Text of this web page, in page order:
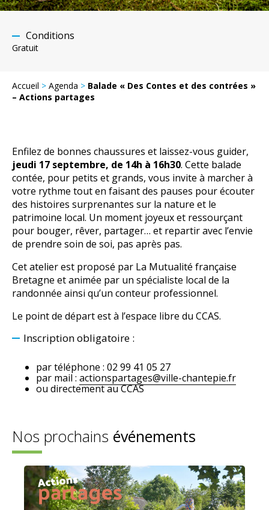
Conditions
Gratuit
Accueil > Agenda > Balade « Des Contes et des contrées »
– Actions partages
Enfilez de bonnes chaussures et laissez-vous guider,
jeudi 17 septembre, de 14h à 16h30. Cette balade
contée, pour petits et grands, vous invite à marcher à
votre rythme tout en faisant des pauses pour écouter
des histoires surprenantes sur la nature et le
patrimoine local. Un moment joyeux et ressourçant
pour bouger, rêver, partager… et repartir avec l’envie
de prendre soin de soi, pas après pas.
Cet atelier est proposé par La Mutualité française
Bretagne et animée par un spécialiste local de la
randonnée ainsi qu’un conteur professionnel.
Le point de départ est à l’espace libre du CCAS.
Inscription obligatoire :
par téléphone : 02 99 41 05 27
par mail : actionspartages@ville-chantepie.fr
ou directementau CCAS
Nos prochains événements